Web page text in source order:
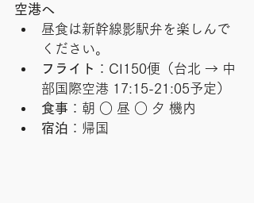
空港へ
昼食は新幹線影駅弁を楽しんで
ください。
フライト ：CI150便（台北 → 中
部国際空港 17:15-21:05予定）
食事 ：朝 ○ 昼 ○ 夕 機内
宿泊 ：帰国